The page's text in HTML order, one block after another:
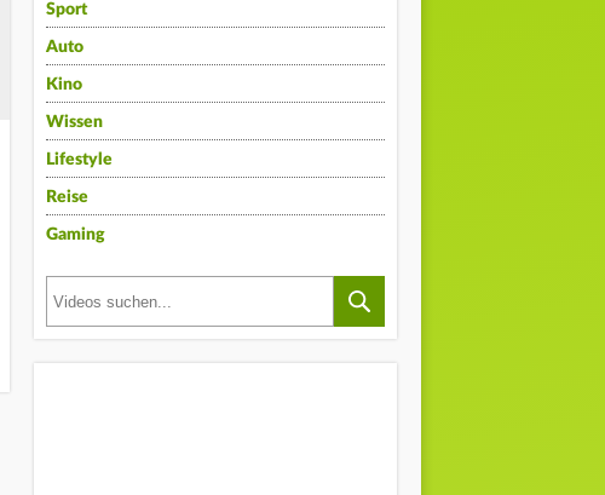
Sport
Auto
Kino
Wissen
Lifestyle
Reise
Gaming